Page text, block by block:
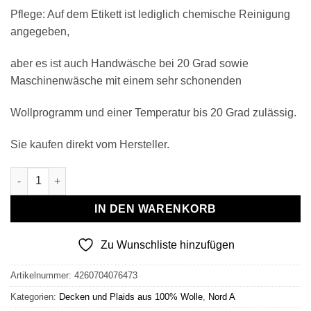
Pflege: Auf dem Etikett ist lediglich chemische Reinigung
angegeben,
aber es ist auch Handwäsche bei 20 Grad sowie
Maschinenwäsche mit einem sehr schonenden
Wollprogramm und einer Temperatur bis 20 Grad zulässig.
Sie kaufen direkt vom Hersteller.
Wollplaid & Wolldecke "Nord A" weiß-blau Menge
IN DEN WARENKORB
Zu Wunschliste hinzufügen
Artikelnummer: 4260704076473
Kategorien: Decken und Plaids aus 100% Wolle, Nord A